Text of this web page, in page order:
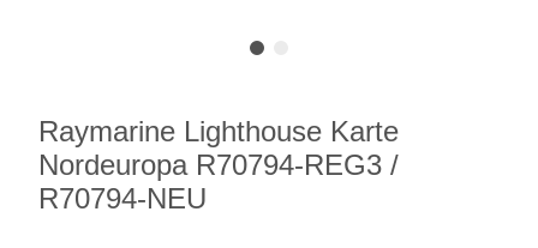
Raymarine Lighthouse Karte
Nordeuropa R70794-REG3 /
R70794-NEU